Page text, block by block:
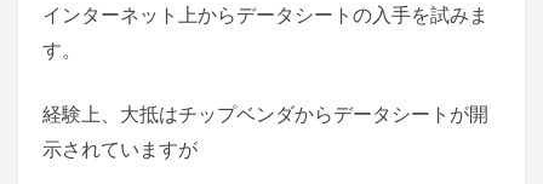
インターネット上からデータシートの入手を試みま
す。
経験上、大抵はチップベンダからデータシートが開
示されていますが